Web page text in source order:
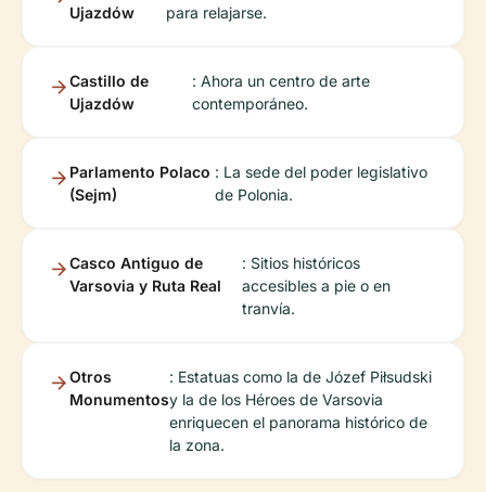
Ujazdów
para relajarse.
Castillo de
Ujazdów
: Ahora un centro de arte
contemporáneo.
Parlamento Polaco
(Sejm)
: La sede del poder legislativo
de Polonia.
Casco Antiguo de
Varsovia y Ruta Real
: Sitios históricos
accesibles a pie o en
tranvía.
Otros
Monumentos
: Estatuas como la de Józef Piłsudski
y la de los Héroes de Varsovia
enriquecen el panorama histórico de
la zona.